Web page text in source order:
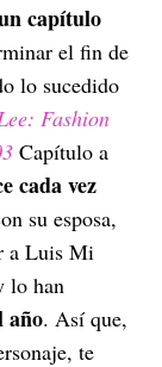
capítulo
el fin de
lo sucedido
Fashion
Capítulo a
cada vez
su esposa,
a Luis Mi
lo han
año. Así que,
te